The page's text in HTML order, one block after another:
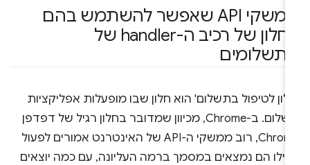
ממשקי API שאפשר להשתמש בהם
בחלון של רכיב ה-handler של
לטיפול בתשלום' הוא חלון שבו מופעלות אפליקציות
תשלום. ב-Chrome, מכיוון שמדובר בחלון רגיל של דפדפן
Chrome, רוב ממשקי ה-API של האינטרנט אמורים לפעול
הם נמצאים במסמך ברמה העליונה, עם כמה יוצאים